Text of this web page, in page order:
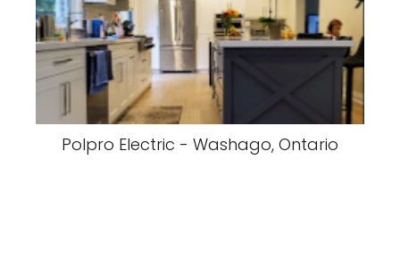
Polpro Electric - Washago, Ontario